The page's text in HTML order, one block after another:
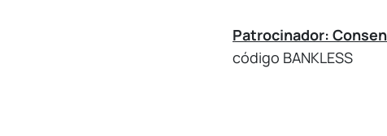
Patrocinador:
código BANKLESS